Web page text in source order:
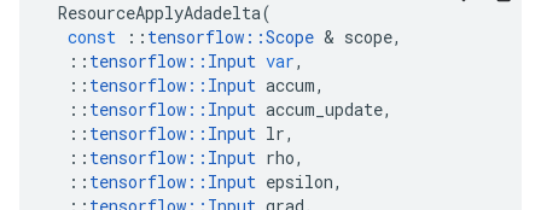
ResourceApplyAdadelta(
const
:: tensorflow ::Scope & scope,
:: tensorflow :: Input var,
:: tensorflow :: Input accum,
:: tensorflow :: Input accum_update,
:: tensorflow :: Input lr,
:: tensorflow :: Input rho,
:: tensorflow :: Input epsilon,